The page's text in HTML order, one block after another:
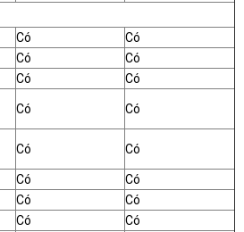
Có
Có
Có
Có
Có
Có
Có Có
Có Có
Có
Có
Có
Có
Có
Có